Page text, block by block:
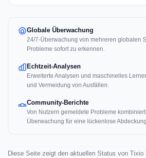
Globale Überwachung
24/7-Überwachung von mehreren globalen
Probleme sofort zu erkennen.
Echtzeit-Analysen
Erweiterte Analysen und maschinelles
und Vermeidung von Ausfällen.
Community-Berichte
Von Nutzern gemeldete Probleme
Überwachung für eine lückenlose
Diese Seite zeigt den aktuellen Status von Tixio